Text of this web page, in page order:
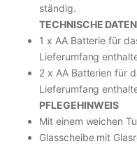
ständig.
TECHNISCHE DATEN
1 x AA Batterie für
Lieferumfang
2 x AA Batterien für
Lieferumfang
PFLEGEHINWEIS
Mit einem weichen
Glasscheibe mit
inkl. MwSt. · zzgl.
In
Vollständige